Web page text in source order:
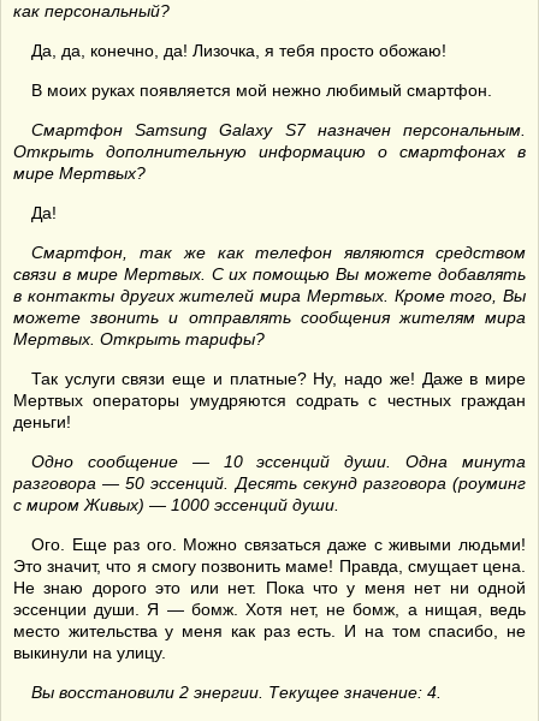
как персональный?
Да, да, конечно, да! Лизочка, я тебя просто обожаю!
В моих руках появляется мой нежно любимый смартфон.
Смартфон Samsung Galaxy S7 назначен персональным.
Открыть дополнительную информацию о смартфонах в
мире Мертвых?
Да!
Смартфон, так же как телефон являются средством
связи в мире Мертвых. С их помощью Вы можете добавлять
в контакты других жителей мира Мертвых. Кроме того, Вы
можете звонить и отправлять сообщения жителям мира
Мертвых. Открыть тарифы?
Так услуги связи еще и платные? Ну, надо же! Даже в мире
Мертвых операторы умудряются содрать с честных граждан
деньги!
Одно сообщение — 10 эссенций души. Одна минута
разговора — 50 эссенций. Десять секунд разговора (роуминг
с миром Живых) — 1000 эссенций души.
Ого. Еще раз ого. Можно связаться даже с живыми людьми!
Это значит, что я смогу позвонить маме! Правда, смущает цена.
Не знаю дорого это или нет. Пока что у меня нет ни одной
эссенции души. Я — бомж. Хотя нет, не бомж, а нищая, ведь
место жительства у меня как раз есть. И на том спасибо, не
выкинули на улицу.
Вы восстановили 2 энергии. Текущее значение: 4.